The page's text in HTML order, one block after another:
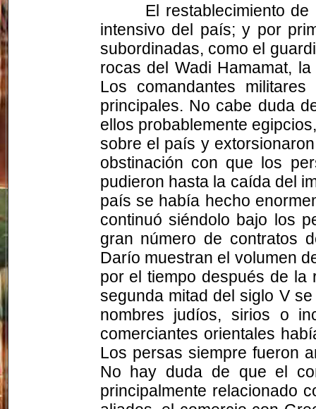
El restablecimiento
intensivo del país; y por
subordinadas, como el
rocas del Wadi Hamamat,
Los comandantes
principales. No cabe duda
ellos probablemente
sobre el país y
obstinación con que los
pudieron hasta la caída del
país se había hecho
continuó siéndolo bajo los
gran número de contratos
Darío muestran el volumen
por el tiempo después de la
segunda mitad del siglo V
nombres judíos, sirios o
comerciantes orientales
Los persas siempre fueron
No hay duda de que el
principalmente relacionado